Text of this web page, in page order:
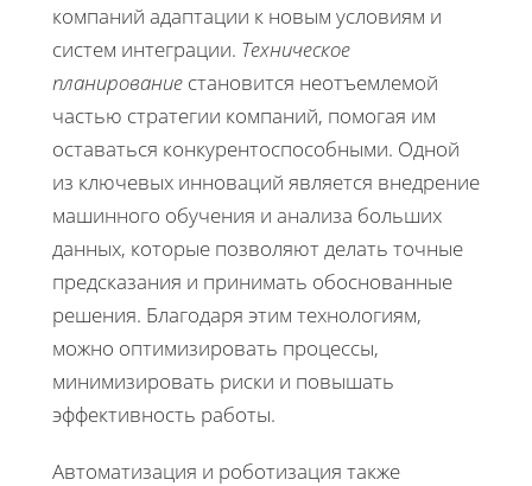
компаний адаптации к новым условиям и
систем интеграции. Техническое
планирование становится неотъемлемой
частью стратегии компаний, помогая им
оставаться конкурентоспособными. Одной
из ключевых инноваций является внедрение
машинного обучения и анализа больших
данных, которые позволяют делать точные
предсказания и принимать обоснованные
решения. Благодаря этим технологиям,
можно оптимизировать процессы,
минимизировать риски и повышать
эффективность работы.
Автоматизация и роботизация также